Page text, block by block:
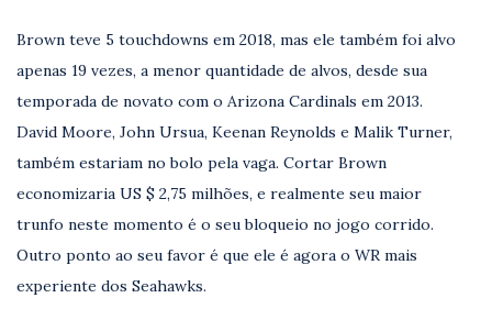
Brown teve 5 touchdowns em 2018, mas ele também foi alvo
apenas 19 vezes, a menor quantidade de alvos, desde sua
temporada de novato com o Arizona Cardinals em 2013.
David Moore, John Ursua, Keenan Reynolds e Malik Turner,
também estariam no bolo pela vaga. Cortar Brown
economizaria US $ 2,75 milhões, e realmente seu maior
trunfo neste momento é o seu bloqueio no jogo corrido.
Outro ponto ao seu favor é que ele é agora o WR mais
experiente dos Seahawks.